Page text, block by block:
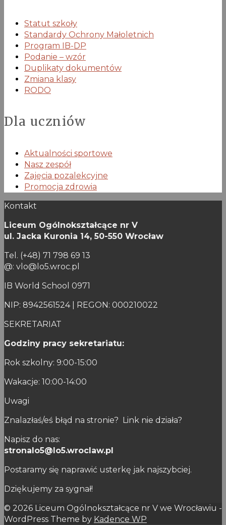
Statut szkoły
Standardy Ochrony Małoletnich
Program IB-DP
Podanie – wzór
Duplikaty dokumentów
Zmiana klasy
RODO
Dla uczniów
Aktualności sportowe
Nasz zespół
Zajęcia pozalekcyjne
Promocja zdrowia
Kontakt
Liceum Ogólnokształcące nr V
ul. Jacka Kuronia 14, 50-550 Wrocław
Tel. (+48) 71 798 69 13
@: vlo@lo5.wroc.pl
IB World School 0971
NIP: 8942561524 | REGON: 000210022
SEKRETARIAT
Godziny pracy sekretariatu:
Rok szkolny: 9:00-15:00
Wakacje: 10:00-14:00
Uwagi
Znalazłaś/eś błąd na stronie? Link nie działa?
Napisz do nas:
stronalo5@lo5.wroclaw.pl
Postaramy się naprawić usterkę jak najszybciej.
Dziękujemy za sygnał!
© 2026 Liceum Ogólnokształcące nr V we Wrocławiu -
WordPress Theme by Kadence WP